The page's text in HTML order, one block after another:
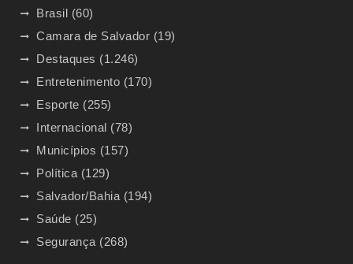
Brasil (60)
Camara de Salvador (19)
Destaques (1.246)
Entretenimento (170)
Esporte (255)
Internacional (78)
Municípios (157)
Política (129)
Salvador/Bahia (194)
Saúde (25)
Segurança (268)